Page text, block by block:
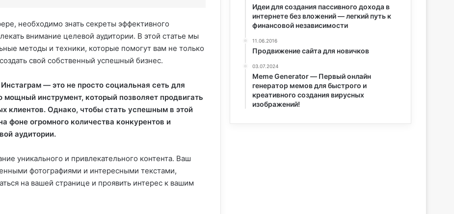
необходимо знать секреты эффективного
внимание целевой аудитории. В этой статье мы
методы и техники, которые помогут вам не только
свой собственный успешный бизнес.
— это не просто социальная сеть для
инструмент, который позволяет продвигать
клиентов. Однако, чтобы стать успешным в этой
фоне огромного количества конкурентов и
аудитории.
уникального и привлекательного контента. Ваш
фотографиями и интересными текстами,
на вашей странице и проявить интерес к вашим
Идеи для создания пассивного дохода в
интернете без вложений — легкий путь к
финансовой независимости
11.06.2016
Продвижение сайта для новичков
03.07.2024
Meme Generator — Первый онлайн
генератор мемов для быстрого и
креативного создания вирусных
изображений!